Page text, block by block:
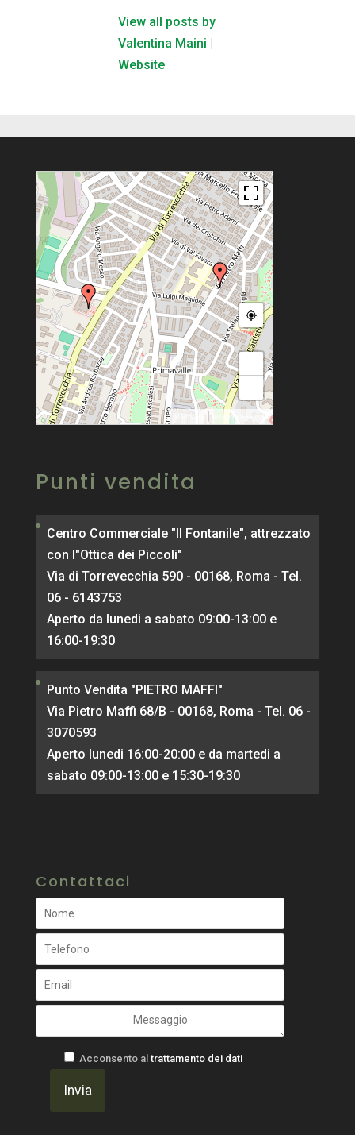
View all posts by
Valentina Maini |
Website
© OpenStreetMap
Punti vendita
Centro Commerciale "Il Fontanile", attrezzato
con l"Ottica dei Piccoli"
Via di Torrevecchia 590 - 00168, Roma - Tel.
06 - 6143753
Aperto da lunedi a sabato 09:00-13:00 e
16:00-19:30
Punto Vendita "PIETRO MAFFI"
Via Pietro Maffi 68/B - 00168, Roma - Tel. 06 -
3070593
Aperto lunedi 16:00-20:00 e da martedi a
sabato 09:00-13:00 e 15:30-19:30
Contattaci
Acconsento al trattamento dei dati